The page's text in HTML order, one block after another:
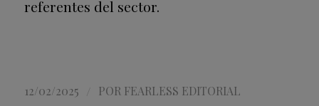
referentes del sector.
12/02/2025 POR FEARLESS EDITORIAL